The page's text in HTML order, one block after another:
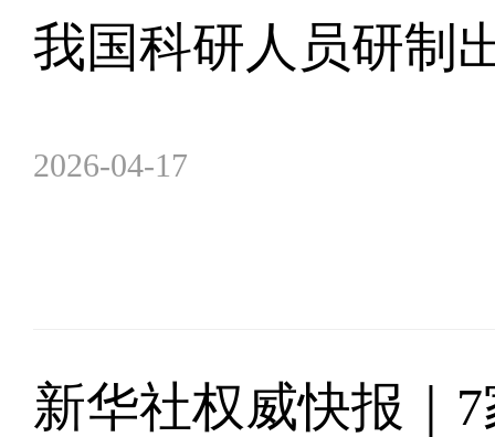
我国科研人员研制
2026-04-17
新华社权威快报｜